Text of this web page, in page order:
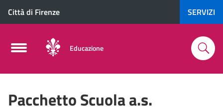
Città di Firenze SERVIZI
Educazione
Pacchetto Scuola a.s.